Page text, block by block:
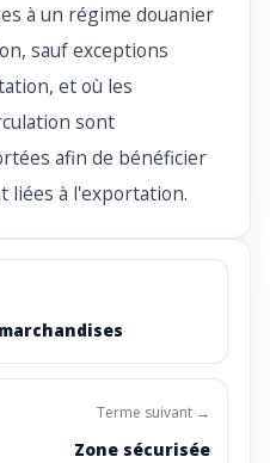
à un régime douanier
sauf exceptions
et où les
sont
afin de bénéficier
liées à l'exportation.
Terme suivant →
Zone sécurisée